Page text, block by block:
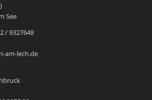
See
/ 9327648
am-lech.de